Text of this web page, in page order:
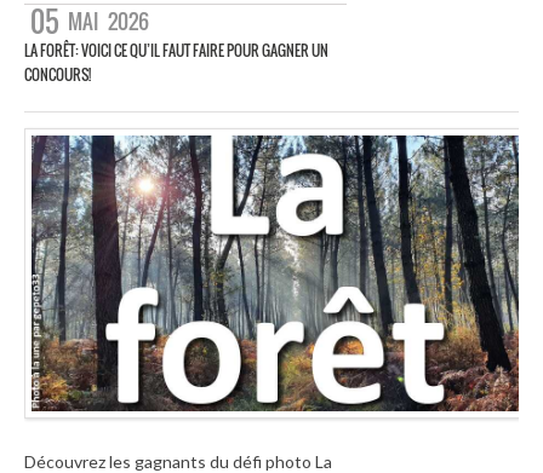
05 MAI 2026
LA FORÊT: VOICI CE QU’IL FAUT FAIRE POUR GAGNER UN
CONCOURS!
Découvrez les gagnants du défi photo La